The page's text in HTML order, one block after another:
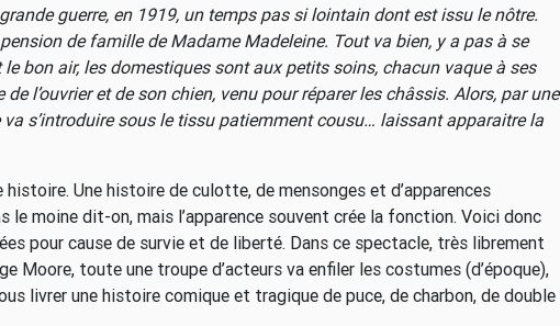
guerre, en 1919, un temps pas si lointain dont est issu le nôtre.
de famille de Madame Madeleine. Tout va bien, y a pas à se
bon air, les domestiques sont aux petits soins, chacun vaque à ses
de l’ouvrier et de son chien, venu pour réparer les châssis. Alors, par une
s’introduire sous le tissu patiemment cousu… laissant apparaitre la
Une histoire de culotte, de mensonges et d’apparences
le moine dit-on, mais l’apparence souvent crée la fonction. Voici donc
pour cause de survie et de liberté. Dans ce spectacle, très librement
Moore, toute une troupe d’acteurs va enfiler les costumes (d’époque),
livrer une histoire comique et tragique de puce, de charbon, de double